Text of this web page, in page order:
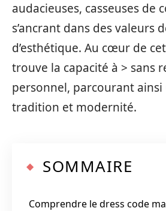
audacieuses, casseuses de
s’ancrant dans des valeurs
d’esthétique. Au cœur de
trouve la capacité à > sans
personnel, parcourant
tradition et modernité.
SOMMAIRE
Comprendre le dress code